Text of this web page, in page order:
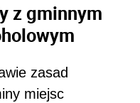
z gminnym
zasad
miejsc